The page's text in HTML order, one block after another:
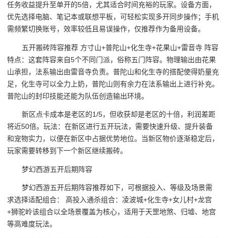
任务收益提升至单开的5倍，尤其适合时间充裕的玩家。设备方面，
优先选择电脑、笔记本或联想平板，可轻松实现多开同步操作；手机
需频繁切换账号，效率较低且易误操作，仅推荐作为备用设备。
五开搬砖阵容推荐 方寸山+普陀山+化生寺+花果山+雷音寺 阵容
特点：这套阵容来自5个不同门派，俗称五门阵容。物理输出由花果
山承担，法系输出由雷音寺负责。普陀山和化生寺的搭配使得奶量充
足，化生寺可以全力上奶，普陀山则有余力在法系输出上进行补充。
普陀山的封印技能还能为队伍创造输出环境。
新区点卡成本是老区的1/5，但收获却是老区的十倍，利润差距
将近50倍。玩法：在新区进行五开玩法，需要快速升级、提升装备
和宠物实力，以便在新区中占据优势地位。当新区物价逐渐稳定后，
玩家需要转移到下一个新区继续搬砖。
梦幻西游五开后期阵容
梦幻西游五开后期阵容推荐如下，可根据投入、等级及场景需
求选择适配组合： 高投入通杀组合：凌波城+化生寺+女儿村+龙宫
+狮驼岭该组合以全场景覆盖为核心，适用于天罡地煞、归墟、地宫
等高难度玩法。